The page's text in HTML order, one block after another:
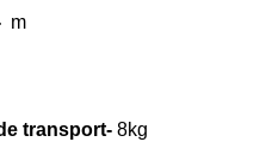
m
transport- 8kg